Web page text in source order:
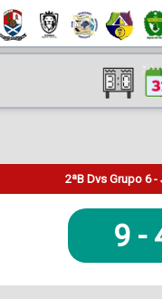
2ªB Dvs Grupo 6
9 -